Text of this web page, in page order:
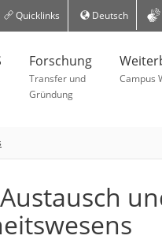
Quicklinks Deutsch
Forschung
Transfer und
Gründung
Campus